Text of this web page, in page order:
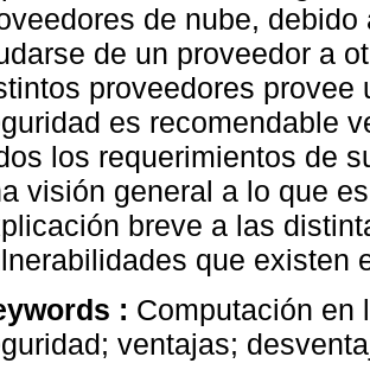
de nube,
de un proveedor a
proveedores
es recomendable
los requerimientos de
visión general a lo que
breve a las
que existen
: Computación en
ventajas;